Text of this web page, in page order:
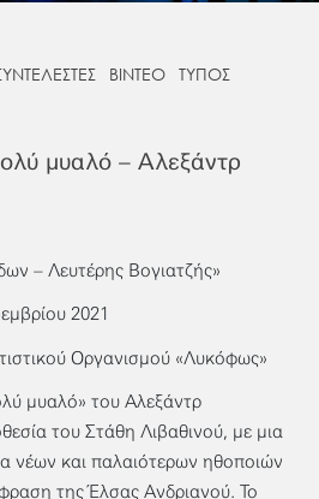
ΒΙΝΤΕΟ ΤΥΠΟΣ
μυαλό – Αλεξάντρ
– Λευτέρης Βογιατζής»
2021
Οργανισμού «Λυκόφως»
μυαλό» του Αλεξάντρ
του Στάθη Λιβαθινού, με μια
νέων και παλαιότερων ηθοποιών
της Έλσας Ανδριανού. Το